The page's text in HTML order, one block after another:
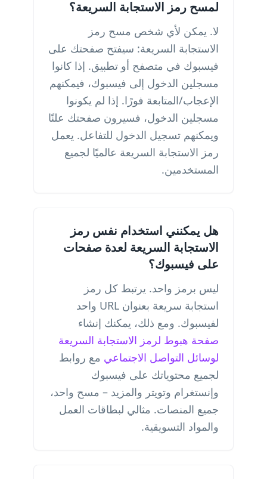
لمسح رمز الاستجابة السريعة؟
لا. يمكن لأي شخص مسح رمز
الاستجابة السريعة: سيفتح صفحتك على
فيسبوك في متصفح أو تطبيق. إذا كانوا
مسجلين الدخول إلى فيسبوك، فيمكنهم
الإعجاب/المتابعة فورًا. إذا لم يكونوا
مسجلين الدخول، فسيرون صفحتك علنًا
ويمكنهم تسجيل الدخول للتفاعل. يعمل
رمز الاستجابة السريعة عالميًا لجميع
المستخدمين.
هل يمكنني استخدام نفس رمز
الاستجابة السريعة لعدة صفحات
على فيسبوك؟
ليس برمز واحد. يرتبط كل رمز
استجابة سريعة بعنوان URL واحد
لفيسبوك. ومع ذلك، يمكنك إنشاء
صفحة هبوط لرمز الاستجابة السريعة
لوسائل التواصل الاجتماعي مع روابط
لجميع محتوياتك على فيسبوك
وإنستغرام وتويتر والمزيد – مسح واحد،
جميع المنصات. مثالي لبطاقات العمل
والمواد التسويقية.